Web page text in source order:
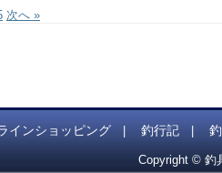
次へ »
インショッピング| 釣行記
Copyright © 釣